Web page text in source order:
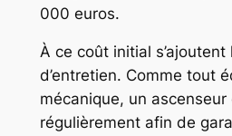
000 euros.
À ce coût initial s’ajoutent
d’entretien. Comme tout
mécanique, un
régulièrement afin de